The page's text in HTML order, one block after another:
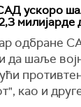
и западну
Европи да
Зеленски у
одржан у
је навео
ускоро
милијарде
одбране
да шаље
као и